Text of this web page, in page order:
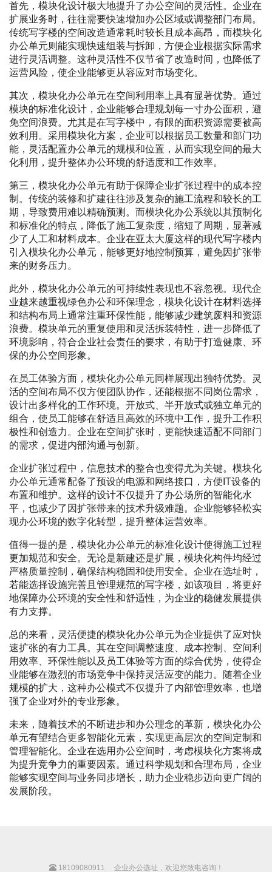
首先，模块化设计极大地提升了办公空间的灵活性。企业在
扩展业务时，往往需要快速增加办公区域或调整部门布局。
传统写字楼的空间改造通常耗时较长且成本高昂，而模块化
办公单元则能实现快速组装与拆卸，方便企业根据实际需求
进行灵活调整。这种灵活性不仅节省了改造时间，也降低了
运营风险，使企业能够更从容应对市场变化。
其次，模块化办公单元在空间利用率上具有显著优势。通过
模块的标准化设计，企业能够合理规划每一寸办公面积，避
免空间浪费。尤其是在写字楼中，有限的面积资源需要被高
效利用。采用模块化方案，企业可以根据员工数量和部门功
能，灵活配置办公单元的规模和位置，从而实现空间的最大
化利用，提升整体办公环境的舒适度和工作效率。
第三，模块化办公单元有助于保障企业扩张过程中的成本控
制。传统的装修和扩建往往涉及复杂的施工流程和较长的工
期，导致费用难以精确预测。而模块化办公系统以其预制化
和标准化的特点，降低了施工复杂度，缩短了周期，显著减
少了人工和材料成本。企业在亚太大厦这样的现代写字楼内
引入模块化办公单元，能够更好地控制预算，避免因扩张带
来的财务压力。
此外，模块化办公单元的可持续性表现也不容忽视。现代企
业越来越重视绿色办公和环保理念，模块化设计在材料选择
和结构布局上通常注重环保性能，能够减少建筑废料和资源
浪费。模块单元的重复使用和灵活拆装特性，进一步降低了
环境影响，符合企业社会责任的要求，有助于打造健康、环
保的办公空间形象。
在员工体验方面，模块化办公单元同样展现出独特优势。灵
活的空间布局不仅方便团队协作，还能根据不同岗位需求，
设计出多样化的工作环境。开放式、半开放式或独立单元的
组合，使员工能够在舒适且高效的环境中工作，提升工作积
极性和创造力。企业在空间扩张时，更能快速适配不同部门
的需求，促进内部沟通与创新。
企业扩张过程中，信息技术的整合也变得尤为关键。模块化
办公单元通常配备了预设的电源和网络接口，方便IT设备的
布置和维护。这样的设计不仅提升了办公场所的智能化水
平，也减少了因扩张带来的技术升级难题。企业能够轻松实
现办公环境的数字化转型，提升整体运营效率。
值得一提的是，模块化办公单元的标准化设计使得施工过程
更加规范和安全。无论是新建还是扩展，模块化构件均经过
严格质量控制，确保结构稳固和使用安全。企业在选址时，
若能选择设施完善且管理规范的写字楼，如该项目，将更好
地保障办公环境的安全性和舒适性，为企业的稳健发展提供
有力支撑。
总的来看，灵活便捷的模块化办公单元为企业提供了应对快
速扩张的有力工具。其在空间调整速度、成本控制、空间利
用效率、环保性能以及员工体验等方面的综合优势，使得企
业能够在激烈的市场竞争中保持灵活应变的能力。随着企业
规模的扩大，这种办公模式不仅提升了内部管理效率，也增
强了企业对外的专业形象。
未来，随着技术的不断进步和办公理念的革新，模块化办公
单元有望结合更多智能化元素，实现更高层次的空间定制和
管理智能化。企业在选用办公空间时，考虑模块化方案将成
为提升竞争力的重要因素。通过科学规划和合理布局，企业
能够实现空间与业务同步增长，助力企业稳步迈向更广阔的
发展阶段。
18109080911 企业办公选址，欢迎您致电咨询！